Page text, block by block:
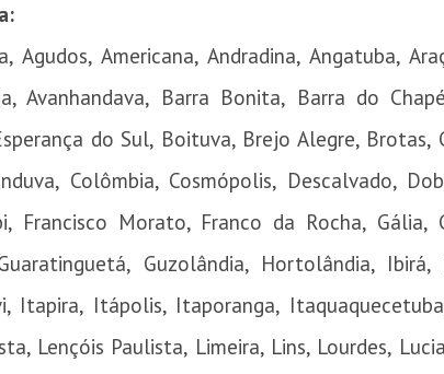
Americana, Andradina, Angatuba,
Avanhandava, Barra Bonita, Barra do
do Sul, Boituva, Brejo Alegre, Brotas,
Colômbia, Cosmópolis, Descalvado,
Francisco Morato, Franco da Rocha, Gália,
Guzolândia, Hortolândia,
Itapira, Itápolis, Itaporanga,
Lençóis Paulista, Limeira, Lins, Lourdes,